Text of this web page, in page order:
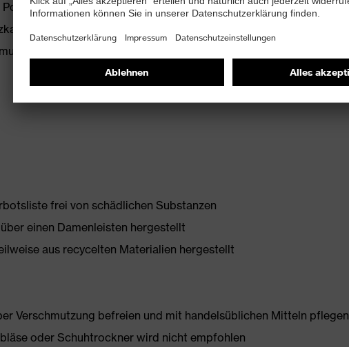
frei von schädlichen Substanzen
einen Damenleisten hergestellt
aus recycelten Materialien hergestellt
Verschmutzung befreien und mit handelsüblichen Mitteln pflegen
oder Schuhtrockner wird nicht empfohlen